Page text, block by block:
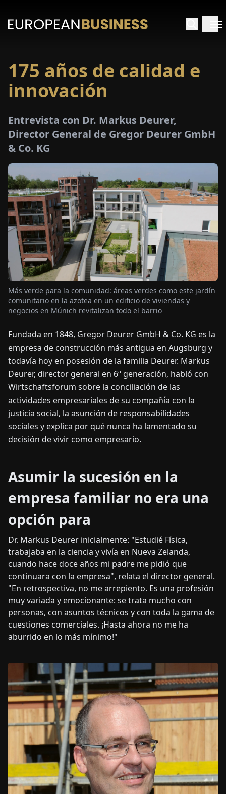
E-
PAPEL
CONTÁCTENOS
175 años de calidad e
innovación
Entrevista con Dr. Markus Deurer,
Director General de Gregor Deurer GmbH
& Co. KG
Más verde para la comunidad: áreas verdes como este jardín
comunitario en la azotea en un edificio de viviendas y
negocios en Múnich revitalizan todo el barrio
Fundada en 1848, Gregor Deurer GmbH & Co. KG es la
empresa de construcción más antigua en Augsburg y
todavía hoy en posesión de la familia Deurer. Markus
Deurer, director general en 6ª generación, habló con
Wirtschaftsforum sobre la conciliación de las
actividades empresariales de su compañía con la
justicia social, la asunción de responsabilidades
sociales y explica por qué nunca ha lamentado su
decisión de vivir como empresario.
Asumir la sucesión en la
empresa familiar no era una
opción para
Dr. Markus Deurer inicialmente: "Estudié Física,
trabajaba en la ciencia y vivía en Nueva Zelanda,
cuando hace doce años mi padre me pidió que
continuara con la empresa", relata el director general.
"En retrospectiva, no me arrepiento. Es una profesión
muy variada y emocionante: se trata mucho con
personas, con asuntos técnicos y con toda la gama de
cuestiones comerciales. ¡Hasta ahora no me ha
aburrido en lo más mínimo!"